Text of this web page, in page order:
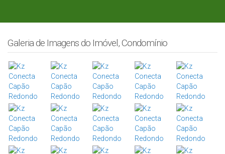
Galeria de Imagens do Imóvel, Condomínio